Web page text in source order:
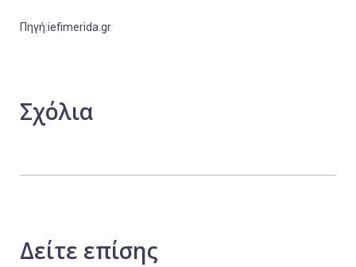
Πηγή:iefimerida.gr
Σχόλια
Δείτε επίσης